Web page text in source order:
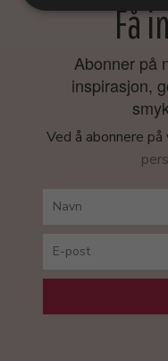
Få
Abonner på
inspirasjon,
Ved å abonnere